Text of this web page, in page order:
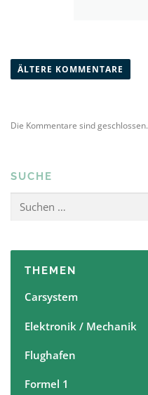
o
e
a
r
a
ÄLTERE KOMMENTARE
Die Kommentare sind geschlossen.
SUCHE
nach:
THEMEN
Carsystem
Elektronik / Mechanik
Flughafen
Formel 1